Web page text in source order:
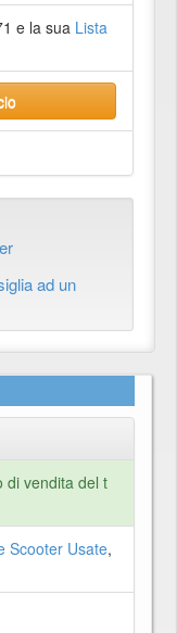
e la sua Lista
ad un
di vendita del t
Scooter Usate,